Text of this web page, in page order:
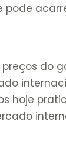
do
hoje